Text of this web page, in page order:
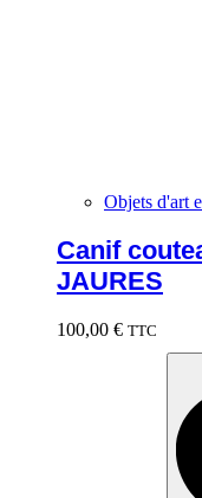
Objets d'art
Canif
JAURES
100,00 € TTC